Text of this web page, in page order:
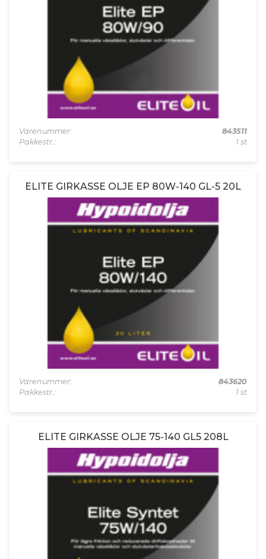
Varenummer:
843511
Pakkestr.:
1 st
ELITE GIRKASSE OLJE EP 80W-140 GL-5 20L
Varenummer:
843620
Pakkestr.:
1 st
ELITE GIRKASSE OLJE 75-140 GL5 208L